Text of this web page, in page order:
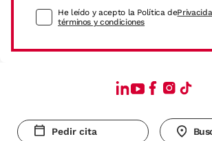
He leído y acepto la Política de
términos y condiciones
Pedir cita